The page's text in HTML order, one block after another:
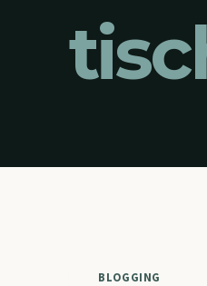
BLOGGING